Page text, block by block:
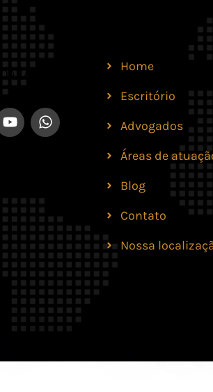
OAB/MT 2.469
Home
Escritório
Advogados
Áreas de
Blog
Contato
Nossa